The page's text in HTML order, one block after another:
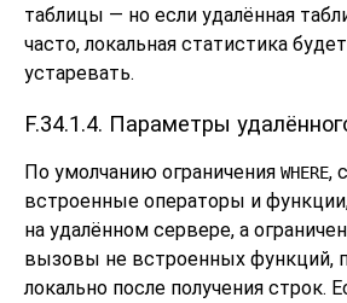
таблицы — но если удалённая
часто, локальная статистика
устаревать.
F.34.1.4. Параметры
По умолчанию ограничения WHERE,
встроенные операторы и
на удалённом сервере, а
вызовы не встроенных функций,
локально после получения строк.